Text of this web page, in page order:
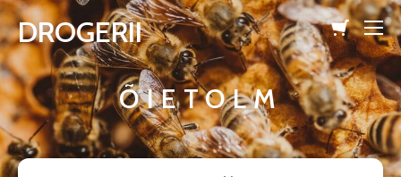
lisati ostukorvi. Vaata ostukorvi
DROGERII
ÕIETOLM